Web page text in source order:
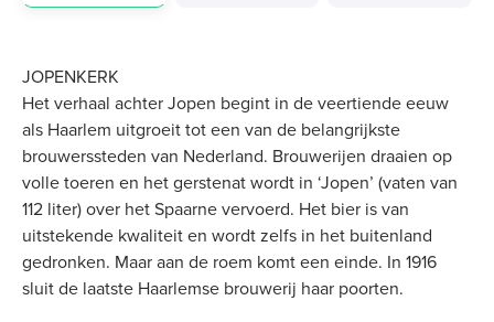
JOPENKERK
Het verhaal achter Jopen begint in de veertiende eeuw
als Haarlem uitgroeit tot een van de belangrijkste
brouwerssteden van Nederland. Brouwerijen draaien op
volle toeren en het gerstenat wordt in ‘Jopen’ (vaten van
112 liter) over het Spaarne vervoerd. Het bier is van
uitstekende kwaliteit en wordt zelfs in het buitenland
gedronken. Maar aan de roem komt een einde. In 1916
sluit de laatste Haarlemse brouwerij haar poorten.